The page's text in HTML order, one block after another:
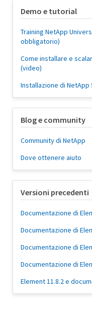
Demo e tutorial
Training NetApp
obbligatorio)
Come installare e
(video)
Installazione di NetApp
Blog e community
Community di NetApp
Dove ottenere aiuto
Versioni precedenti
Documentazione di
Documentazione di
Documentazione di
Documentazione di
Element 11.8.2 e